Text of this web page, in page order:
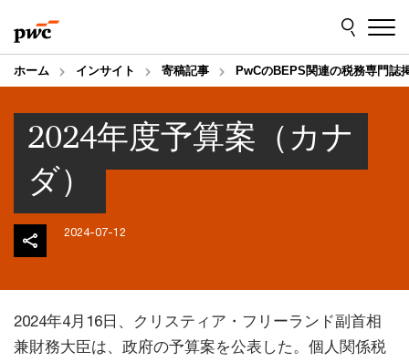
to
content
to
footer
ホーム インサイト 寄稿記事 PwCのBEPS関連の税務専門誌
2024年度予算案（カナ
ダ）
2024-07-12
2024年4月16日、クリスティア・フリーランド副首相
兼財務大臣は、政府の予算案を公表した。個人関係税